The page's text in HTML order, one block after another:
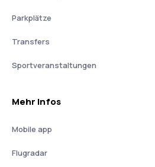
Parkplätze
Transfers
Sportveranstaltungen
Mehr Infos
Mobile app
Flugradar